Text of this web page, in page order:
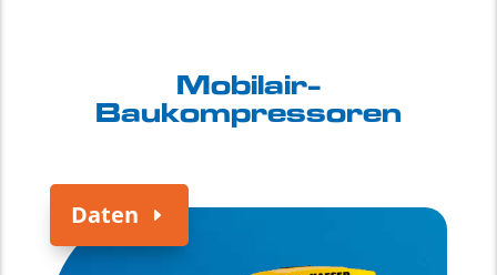
Mobilair-
Baukompressoren
Daten